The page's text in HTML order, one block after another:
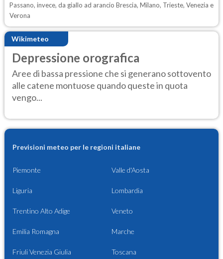
Passano, invece, da giallo ad arancio Brescia, Milano, Trieste, Venezia e
Verona
Wikimeteo
Depressione orografica
Aree di bassa pressione che si generano sottovento
alle catene montuose quando queste in quota
vengo...
Previsioni meteo per le regioni italiane
Piemonte Valle d'Aosta
Liguria Lombardia
Trentino Alto Adige Veneto
Emilia Romagna Marche
Friuli Venezia Giulia Toscana